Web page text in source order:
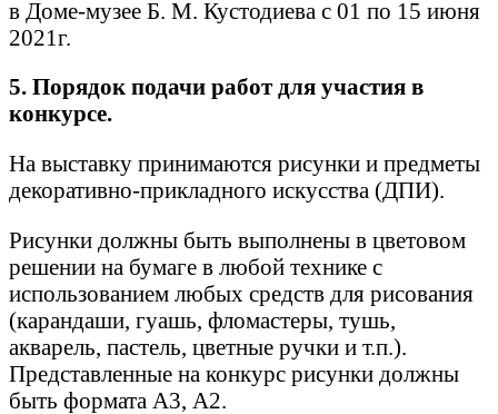
в Доме-музее Б. М. Кустодиева с 01 по 15 июня
2021г.
5. Порядок подачи работ для участия в
конкурсе.
На выставку принимаются рисунки и предметы
декоративно-прикладного искусства (ДПИ).
Рисунки должны быть выполнены в цветовом
решении на бумаге в любой технике с
использованием любых средств для рисования
(карандаши, гуашь, фломастеры, тушь,
акварель, пастель, цветные ручки и т.п.).
Представленные на конкурс рисунки должны
быть формата А3, А2.